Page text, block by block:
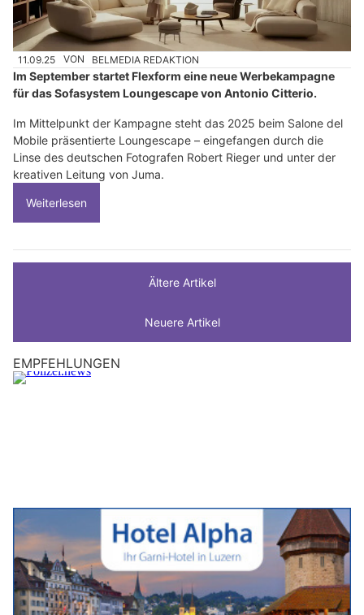
11.09.25 VON BELMEDIA REDAKTION
Im September startet Flexform eine neue Werbekampagne
für das Sofasystem Loungescape von Antonio Citterio.
Im Mittelpunkt der Kampagne steht das 2025 beim Salone del
Mobile präsentierte Loungescape – eingefangen durch die
Linse des deutschen Fotografen Robert Rieger und unter der
kreativen Leitung von Juma.
Weiterlesen
Ältere Artikel
Neuere Artikel
EMPFEHLUNGEN